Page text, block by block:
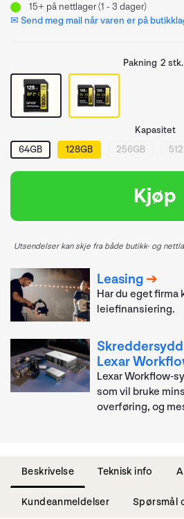
15+ på nettlager (1 - 3 dager)
✉ Send meg mail når varen er på
Pakning 2 stk.
Kapasitet
64GB
128GB 256GB
Kjøp
Utsendelser kan skje fra både butikk- og
Leasing
Har du eget firma
leiefinansiering.
Lexar
Lexar Workflow-
som vil bruke
overføring, og
Beskrivelse Teknisk info
Kundeanmeldelser Spørsmål